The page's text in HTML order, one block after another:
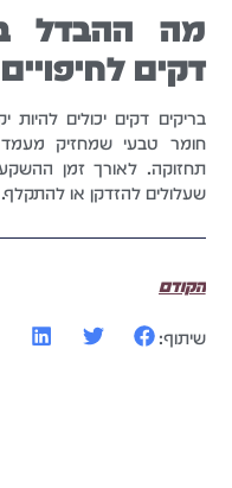
מה ההבדל
דקים
בריקים דקים יכולים
חומר טבעי שמחזיק
תחזוקה. לאורך זמן
שעלולים להזדקן או להתקלף.
הקודם
שיתוף: